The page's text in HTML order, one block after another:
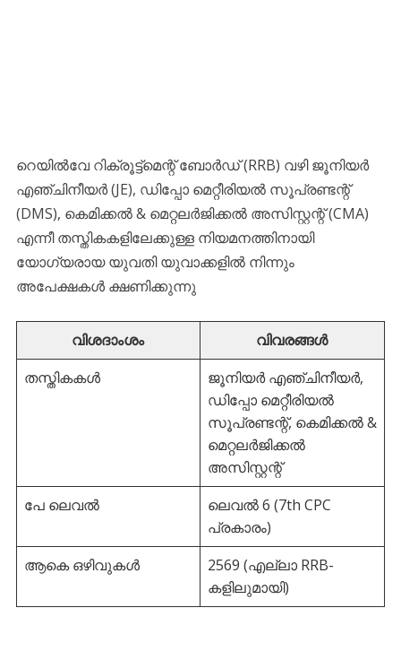
റെയിൽവേ റിക്രൂട്ട്മെന്റ് ബോർഡ് (RRB) വഴി ജൂനിയർ
എഞ്ചിനീയർ (JE), ഡിപ്പോ മെറ്റീരിയൽ സൂപ്രണ്ടന്റ്
(DMS), കെമിക്കൽ & മെറ്റലർജിക്കൽ അസിസ്റ്റന്റ് (CMA)
എന്നീ തസ്തികകളിലേക്കുള്ള നിയമനത്തിനായി
യോഗ്യരായ യുവതി യുവാക്കളിൽ നിന്നും
അപേക്ഷകൾ ക്ഷണിക്കുന്നു
വിശദാംശം
വിവരങ്ങൾ
തസ്തികകൾ
ജൂനിയർ എഞ്ചിനീയർ,
ഡിപ്പോ മെറ്റീരിയൽ
സൂപ്രണ്ടന്റ്, കെമിക്കൽ &
മെറ്റലർജിക്കൽ
അസിസ്റ്റന്റ്
പേ ലെവൽ
ലെവൽ 6 (7th CPC
പ്രകാരം)
ആകെ ഒഴിവുകൾ
2569 (എല്ലാ RRB-
കളിലുമായി)